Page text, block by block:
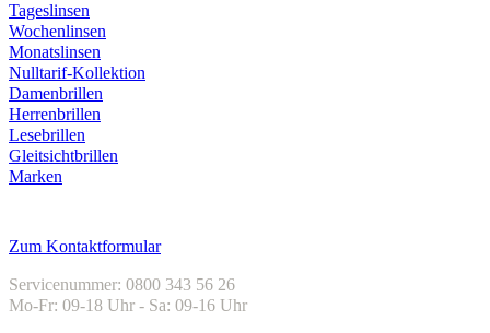
Tageslinsen
Wochenlinsen
Monatslinsen
Nulltarif-Kollektion
Damenbrillen
Herrenbrillen
Lesebrillen
Gleitsichtbrillen
Marken
Zum Kontaktformular
Servicenummer: 0800 343 56 26
Mo-Fr: 09-18 Uhr - Sa: 09-16 Uhr